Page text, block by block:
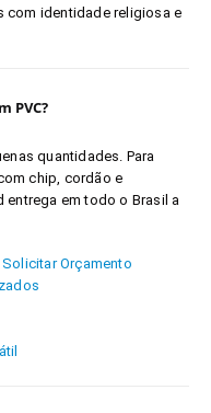
com identidade religiosa e
PVC?
quantidades. Para
chip, cordão e
entrega em todo o Brasil a
Orçamento